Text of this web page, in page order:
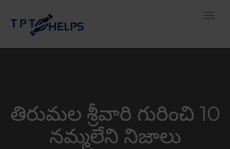
తిరుమల శ్రీవారి గురించి 10
నమ్మలేని నిజాలు